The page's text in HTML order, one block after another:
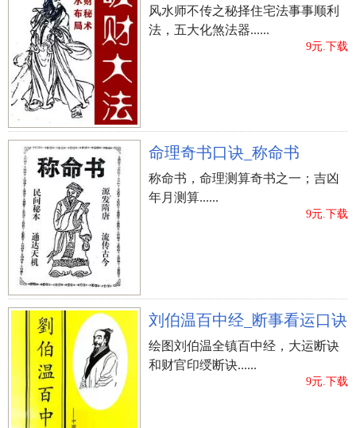
风水师不传之秘择住宅法事事顺利
法，五大化煞法器......
9元.下载
命理奇书口诀_称命书
称命书，命理测算奇书之一；吉凶
年月测算......
9元.下载
刘伯温百中经_断事看运口诀
绘图刘伯温全镇百中经，大运断诀
和财官印绶断诀......
9元.下载